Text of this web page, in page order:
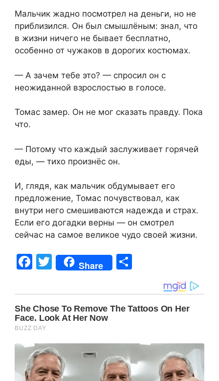
Мальчик жадно посмотрел на деньги, но не
приблизился. Он был смышлёным: знал, что
в жизни ничего не бывает бесплатно,
особенно от чужаков в дорогих костюмах.
— А зачем тебе это? — спросил он с
неожиданной взрослостью в голосе.
Томас замер. Он не мог сказать правду. Пока
что.
— Потому что каждый заслуживает горячей
еды, — тихо произнёс он.
И, глядя, как мальчик обдумывает его
предложение, Томас почувствовал, как
внутри него смешиваются надежда и страх.
Если его догадки верны — он смотрел
сейчас на самое великое чудо своей жизни.
F
c
e
b
o
o
k
T
w
itt
er
Share
ar
e